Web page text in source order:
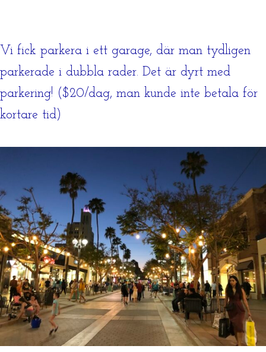
Vi fick parkera i ett garage, där man tydligen
parkerade i dubbla rader. Det är dyrt med
parkering! ($20/dag, man kunde inte betala för
kortare tid)